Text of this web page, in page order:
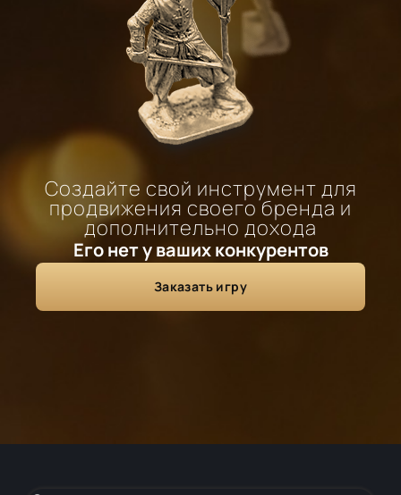
Создайте свой инструмент для
продвижения своего бренда и
дополнительно дохода
Его нет у ваших конкурентов
Заказать игру